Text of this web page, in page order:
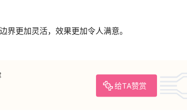
界更加灵活，效果更加令人满意。
给TA赞赏